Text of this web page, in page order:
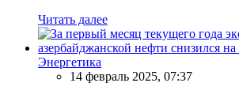
Читать далее
Энергетика
14 февраль 2025, 07:37